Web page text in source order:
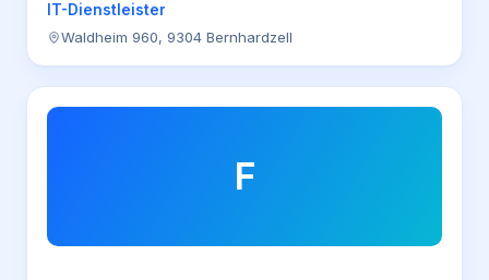
IT-Dienstleister
Waldheim 960, 9304 Bernhardzell
F